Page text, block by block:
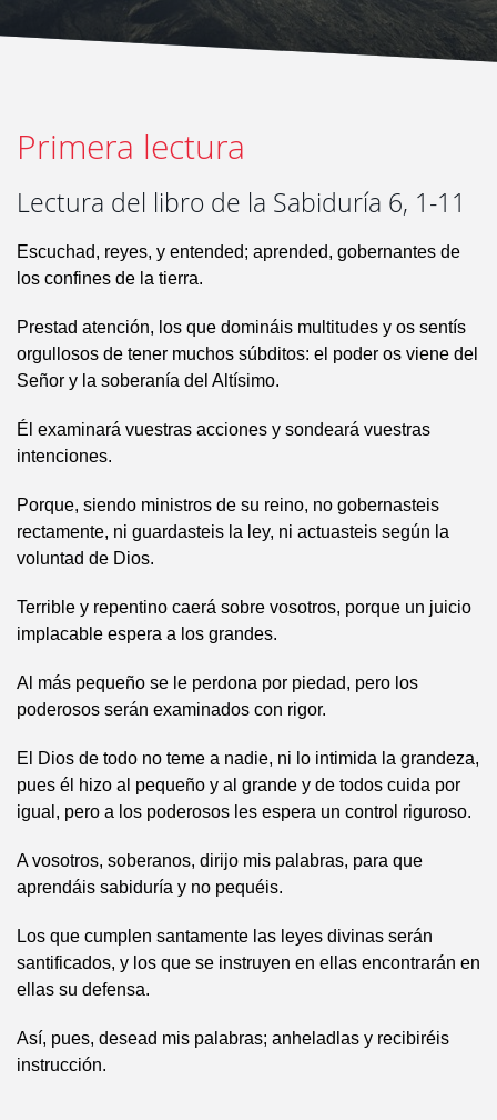
Primera lectura
Lectura del libro de la Sabiduría 6, 1-11
Escuchad, reyes, y entended; aprended, gobernantes de
los confines de la tierra.
Prestad atención, los que domináis multitudes y os sentís
orgullosos de tener muchos súbditos: el poder os viene del
Señor y la soberanía del Altísimo.
Él examinará vuestras acciones y sondeará vuestras
intenciones.
Porque, siendo ministros de su reino, no gobernasteis
rectamente, ni guardasteis la ley, ni actuasteis según la
voluntad de Dios.
Terrible y repentino caerá sobre vosotros, porque un juicio
implacable espera a los grandes.
Al más pequeño se le perdona por piedad, pero los
poderosos serán examinados con rigor.
El Dios de todo no teme a nadie, ni lo intimida la grandeza,
pues él hizo al pequeño y al grande y de todos cuida por
igual, pero a los poderosos les espera un control riguroso.
A vosotros, soberanos, dirijo mis palabras, para que
aprendáis sabiduría y no pequéis.
Los que cumplen santamente las leyes divinas serán
santificados, y los que se instruyen en ellas encontrarán en
ellas su defensa.
Así, pues, desead mis palabras; anheladlas y recibiréis
instrucción.